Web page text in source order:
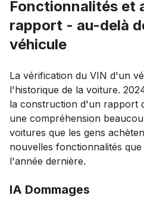
Fonctionnalités et
rapport - au-delà
véhicule
La vérification du VIN d'un
l'historique de la voiture.
la construction d'un rapport
une compréhension
voitures que les gens
nouvelles fonctionnalités
l'année dernière.
IA Dommages